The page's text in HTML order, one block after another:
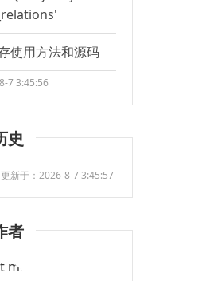
使用方法和源码
7 3:45:56
史
更新于：2026-8-7 3:45:57
者